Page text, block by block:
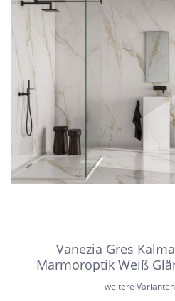
Vanezia Gres
Marmoroptik Weiß
weitere